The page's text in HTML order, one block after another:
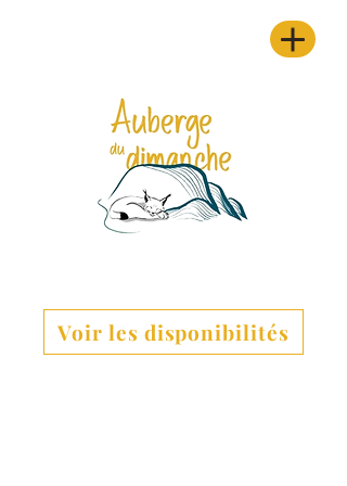
Voir les disponibilités